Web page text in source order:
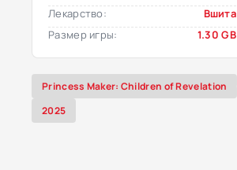
Лекарство:
Вшита
Размер игры:
1.30 GB
Princess Maker: Children of Revelation
2025